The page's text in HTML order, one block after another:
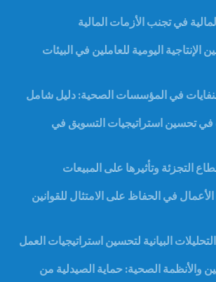
في تجنب الأزمات المالية
اليومية للعاملين في البيئات
في المؤسسات الصحية: دليل شامل
في تحسين استراتيجيات التسويق في
التجزئة وتأثيرها على المبيعات
الأعمال في الحفاظ على الامتثال للقوانين
البيانية لتحسين استراتيجيات العمل
والأنظمة الصحية: حماية الصيدلية من